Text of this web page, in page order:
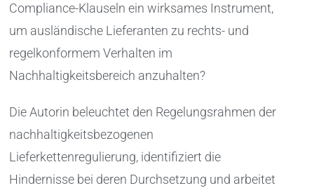
Compliance-Klauseln ein wirksames Instrument,
um ausländische Lieferanten zu rechts- und
regelkonformem Verhalten im
Nachhaltigkeitsbereich anzuhalten?
Die Autorin beleuchtet den Regelungsrahmen der
nachhaltigkeitsbezogenen
Lieferkettenregulierung, identifiziert die
Hindernisse bei deren Durchsetzung und arbeitet